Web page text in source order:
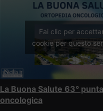
Fai clic per
cookie per questo
La Buona Salute 63°
oncologica